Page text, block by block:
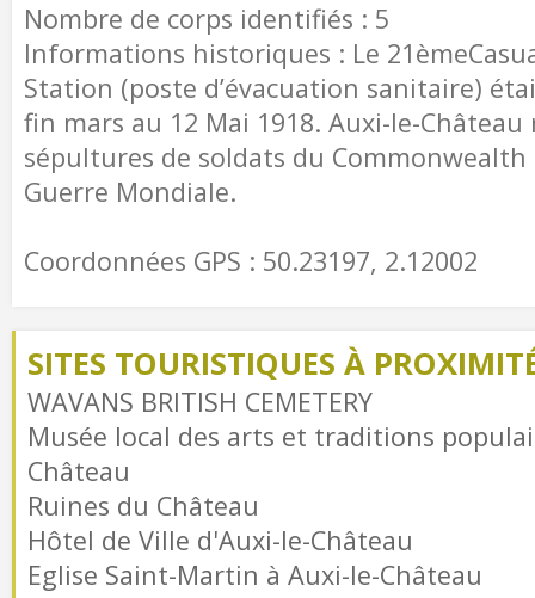
Nombre de corps identifiés : 5
Informations historiques : Le
Station (poste d’évacuation sanitaire)
fin mars au 12 Mai 1918. Auxi-le-
sépultures de soldats du Commonwealth
Guerre Mondiale.
Coordonnées GPS : 50.23197, 2.12002
SITES TOURISTIQUES À
WAVANS BRITISH CEMETERY
Musée local des arts et traditions
Château
Ruines du Château
Hôtel de Ville d'Auxi-le-Château
Eglise Saint-Martin à Auxi-le-Château